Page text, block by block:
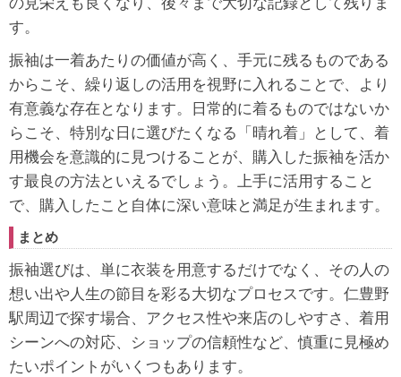
す。
振袖は一着あたりの価値が高く、手元に残るものである
からこそ、繰り返しの活用を視野に入れることで、より
有意義な存在となります。日常的に着るものではないか
らこそ、特別な日に選びたくなる「晴れ着」として、着
用機会を意識的に見つけることが、購入した振袖を活か
す最良の方法といえるでしょう。上手に活用すること
で、購入したこと自体に深い意味と満足が生まれます。
まとめ
振袖選びは、単に衣装を用意するだけでなく、その人の
想い出や人生の節目を彩る大切なプロセスです。仁豊野
駅周辺で探す場合、アクセス性や来店のしやすさ、着用
シーンへの対応、ショップの信頼性など、慎重に見極め
たいポイントがいくつもあります。